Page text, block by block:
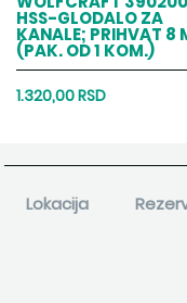
HSS-GLODALO ZA
KANALE; PRIHVAT 8
(PAK. OD 1 KOM.)
1.320,00 RSD
Lokacija